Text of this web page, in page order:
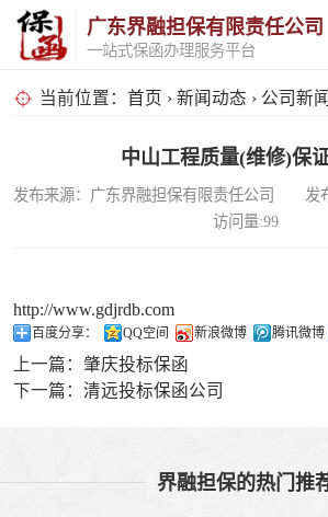
广东界融担保有限责任公司
一站式保函办理服务平台
当前位置： 首页 › 新闻动态 › 公司新闻
中山工程质量(维修)保
发布来源：广东界融担保有限责任公司
访问量:99
http://www.gdjrdb.com
百度分享： QQ空间 新浪微博 腾讯微博
上一篇： 肇庆投标保函
下一篇： 清远投标保函公司
界融担保的热门推
保函办理
大宗贸易交易
全品类供应链投
投标保函
预付款保函